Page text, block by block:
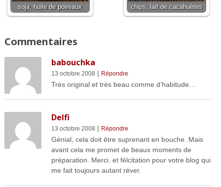
soja, huile de poireaux
chips, lait de cacahuètes
Commentaires
babouchka
13 octobre 2008 | Répondre
Très original et très beau comme d’habitude…
Delfi
13 octobre 2008 | Répondre
Génial, cela doit être suprenant en bouche. Mais
avant cela me promet de beaux moments de
préparation. Merci. et félcitation pour votre blog qui
me fait toujours autant réver.